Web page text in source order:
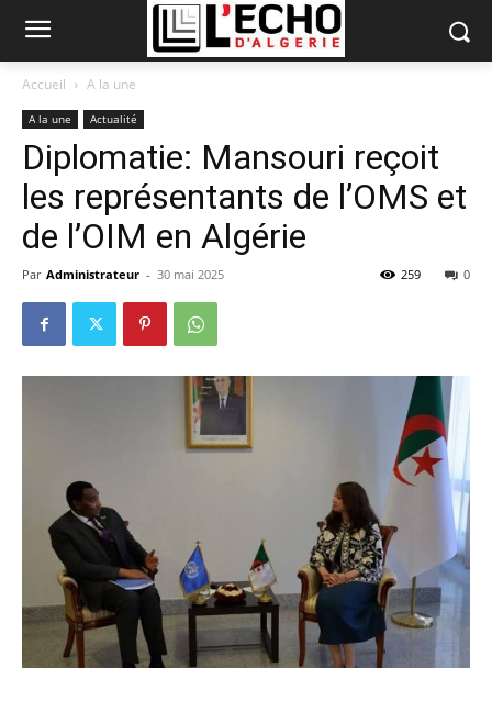
Accueil A la une
A la une Actualité
Diplomatie: Mansouri reçoit
les représentants de l’OMS et
de l’OIM en Algérie
Par Administrateur - 30 mai 2025 0
259